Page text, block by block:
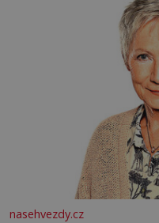
nasehvezdy.cz